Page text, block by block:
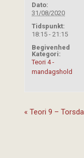
Dato:
31/08/2020
Tidspunkt:
18:15 - 21:15
Begivenhed
Kategori:
Teori 4 -
mandagshold
« Teori 9 –